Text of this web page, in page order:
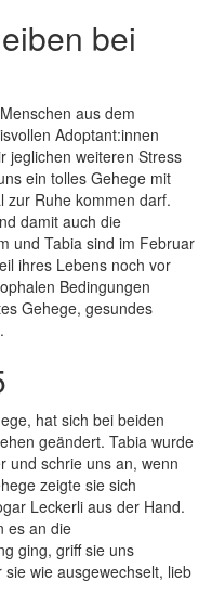
bei
aus dem
Adoptant:innen
jeglichen weiteren Stress
ein tolles Gehege mit
zur Ruhe kommen darf.
damit auch die
und Tabia sind im Februar
ihres Lebens noch vor
Bedingungen
Gehege, gesundes
hat sich bei beiden
geändert. Tabia wurde
und schrie uns an, wenn
zeigte sie sich
Leckerli aus der Hand.
es an die
ging, griff sie uns
wie ausgewechselt, lieb